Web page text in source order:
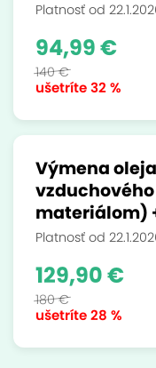
Platnosť od
ušetríte32 %
94,99 €
140 €
Výmena
materiálom)
Platnosť od
ušetríte28 %
129,90 €
180 €